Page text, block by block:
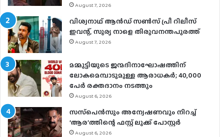
August 7, 2026
വിശ്വനാഥ് ആന്‍ഡ് സണ്‍സ് പ്രീ റിലീസ്
ഇവന്റ്, സൂര്യ നാളെ തിരുവനന്തപുരത്ത്
August 7, 2026
മമ്മൂട്ടിയുടെ ജന്മദിനാഘോഷത്തിന്
ലോകമെമ്പാടുമുള്ള ആരാധകര്‍; 40,000
പേര്‍ രക്തദാനം നടത്തും
August 6, 2026
സസ്‌പെന്‍സും അന്വേഷണവും നിറച്ച്
‘ആര’ത്തിന്റെ ഫസ്റ്റ് ലുക്ക് പോസ്റ്റര്‍
August 6, 2026